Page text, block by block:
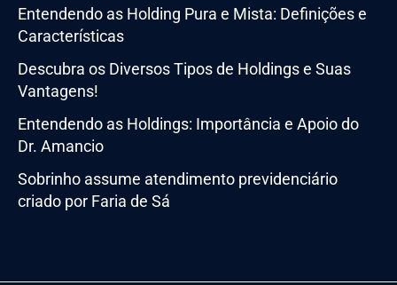
Entendendo as Holding Pura e Mista: Definições e
Características
Descubra os Diversos Tipos de Holdings e Suas
Vantagens!
Entendendo as Holdings: Importância e Apoio do
Dr. Amancio
Sobrinho assume atendimento previdenciário
criado por Faria de Sá